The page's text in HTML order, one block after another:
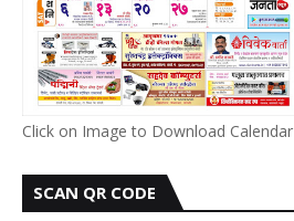
Click on Image to Download Calendar
SCAN QR CODE